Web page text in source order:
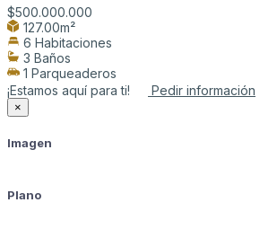
$500.000.000
127.00m²
6 Habitaciones
3 Baños
1 Parqueaderos
¡Estamos aquí para ti!
Pedir información
×
Imagen
Plano